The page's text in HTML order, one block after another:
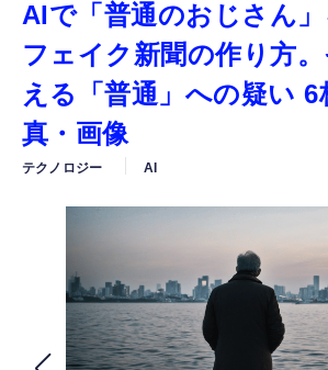
AI
ガジェット
公式ストア
AIで「普通のおじさん
フェイク新聞の作り方
える「普通」への疑い 6
真・画像
テクノロジー AI